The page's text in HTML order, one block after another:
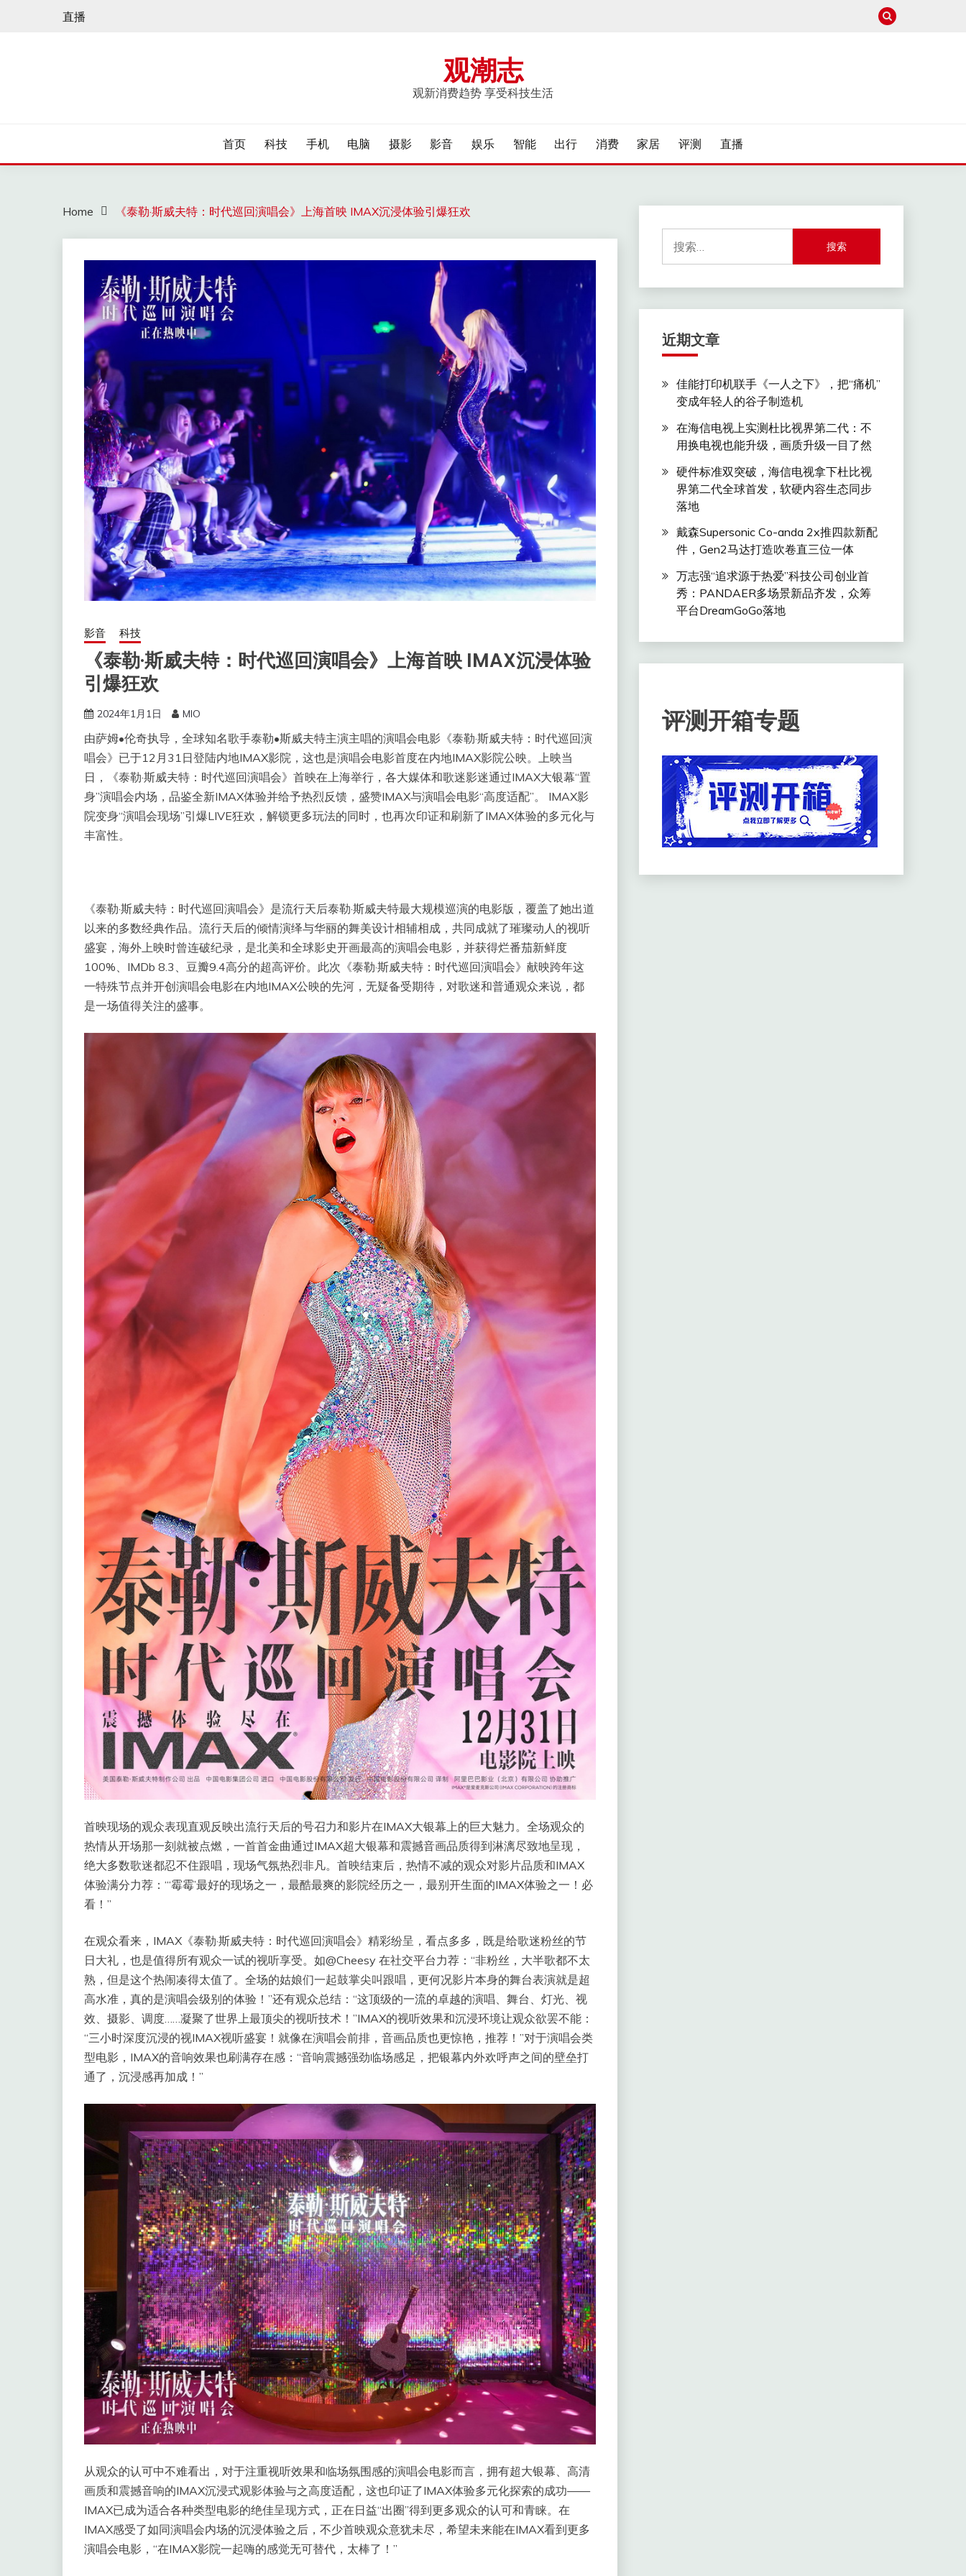
直播
观潮志
观新消费趋势 享受科技生活
首页 科技 手机 电脑 摄影 影音 娱乐 智能 出行 消费 家居 评测 直播
Home 《泰勒·斯威夫特：时代巡回演唱会》上海首映 IMAX沉浸体验引爆狂欢
影音 科技
《泰勒·斯威夫特：时代巡回演唱会》上海首映 IMAX沉浸体验
引爆狂欢
2024年1月1日 MIO
由萨姆•伦奇执导，全球知名歌手泰勒•斯威夫特主演主唱的演唱会电影《泰勒·斯威夫特：时代巡回演
唱会》已于12月31日登陆内地IMAX影院，这也是演唱会电影首度在内地IMAX影院公映。上映当
日，《泰勒·斯威夫特：时代巡回演唱会》首映在上海举行，各大媒体和歌迷影迷通过IMAX大银幕“置
身”演唱会内场，品鉴全新IMAX体验并给予热烈反馈，盛赞IMAX与演唱会电影“高度适配”。 IMAX影
院变身“演唱会现场”引爆LIVE狂欢，解锁更多玩法的同时，也再次印证和刷新了IMAX体验的多元化与
丰富性。
《泰勒·斯威夫特：时代巡回演唱会》是流行天后泰勒·斯威夫特最大规模巡演的电影版，覆盖了她出道
以来的多数经典作品。流行天后的倾情演绎与华丽的舞美设计相辅相成，共同成就了璀璨动人的视听
盛宴，海外上映时曾连破纪录，是北美和全球影史开画最高的演唱会电影，并获得烂番茄新鲜度
100%、IMDb 8.3、豆瓣9.4高分的超高评价。此次《泰勒·斯威夫特：时代巡回演唱会》献映跨年这
一特殊节点并开创演唱会电影在内地IMAX公映的先河，无疑备受期待，对歌迷和普通观众来说，都
是一场值得关注的盛事。
首映现场的观众表现直观反映出流行天后的号召力和影片在IMAX大银幕上的巨大魅力。全场观众的
热情从开场那一刻就被点燃，一首首金曲通过IMAX超大银幕和震撼音画品质得到淋漓尽致地呈现，
绝大多数歌迷都忍不住跟唱，现场气氛热烈非凡。首映结束后，热情不减的观众对影片品质和IMAX
体验满分力荐：“‘霉霉’最好的现场之一，最酷最爽的影院经历之一，最别开生面的IMAX体验之一！必
看！”
在观众看来，IMAX《泰勒·斯威夫特：时代巡回演唱会》精彩纷呈，看点多多，既是给歌迷粉丝的节
日大礼，也是值得所有观众一试的视听享受。如@Cheesy 在社交平台力荐：“非粉丝，大半歌都不太
熟，但是这个热闹凑得太值了。全场的姑娘们一起鼓掌尖叫跟唱，更何况影片本身的舞台表演就是超
高水准，真的是演唱会级别的体验！”还有观众总结：“这顶级的一流的卓越的演唱、舞台、灯光、视
效、摄影、调度……凝聚了世界上最顶尖的视听技术！”IMAX的视听效果和沉浸环境让观众欲罢不能：
“三小时深度沉浸的视IMAX视听盛宴！就像在演唱会前排，音画品质也更惊艳，推荐！”对于演唱会类
型电影，IMAX的音响效果也刷满存在感：“音响震撼强劲临场感足，把银幕内外欢呼声之间的壁垒打
通了，沉浸感再加成！”
从观众的认可中不难看出，对于注重视听效果和临场氛围感的演唱会电影而言，拥有超大银幕、高清
画质和震撼音响的IMAX沉浸式观影体验与之高度适配，这也印证了IMAX体验多元化探索的成功——
IMAX已成为适合各种类型电影的绝佳呈现方式，正在日益“出圈”得到更多观众的认可和青睐。在
IMAX感受了如同演唱会内场的沉浸体验之后，不少首映观众意犹未尽，希望未来能在IMAX看到更多
演唱会电影，“在IMAX影院一起嗨的感觉无可替代，太棒了！”
索：
近期文章
佳能打印机联手《一人之下》，把“痛机”
变成年轻人的谷子制造机
在海信电视上实测杜比视界第二代：不
用换电视也能升级，画质升级一目了然
硬件标准双突破，海信电视拿下杜比视
界第二代全球首发，软硬内容生态同步
落地
戴森Supersonic Co-anda 2x推四款新配
件，Gen2马达打造吹卷直三位一体
万志强“追求源于热爱”科技公司创业首
秀：PANDAER多场景新品齐发，众筹
平台DreamGoGo落地
评测开箱专题